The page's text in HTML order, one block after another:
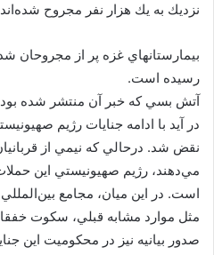
نزديك به يك هزار نفر مجروح
بيمارستانهاي غزه پر از مجروحان
رسيده است.
آتش بسي كه خبر آن منتشر شده بود و
در آيد با ادامه جنايات رژيم
نقض شد. درحالي كه نيمي از
مي‌دهند، رژيم صهيونيستي اين
است. در اين ميان، مجامع
مثل موارد مشابه قبلي، سكوت
صدور بيانيه نيز در محكوميت اين